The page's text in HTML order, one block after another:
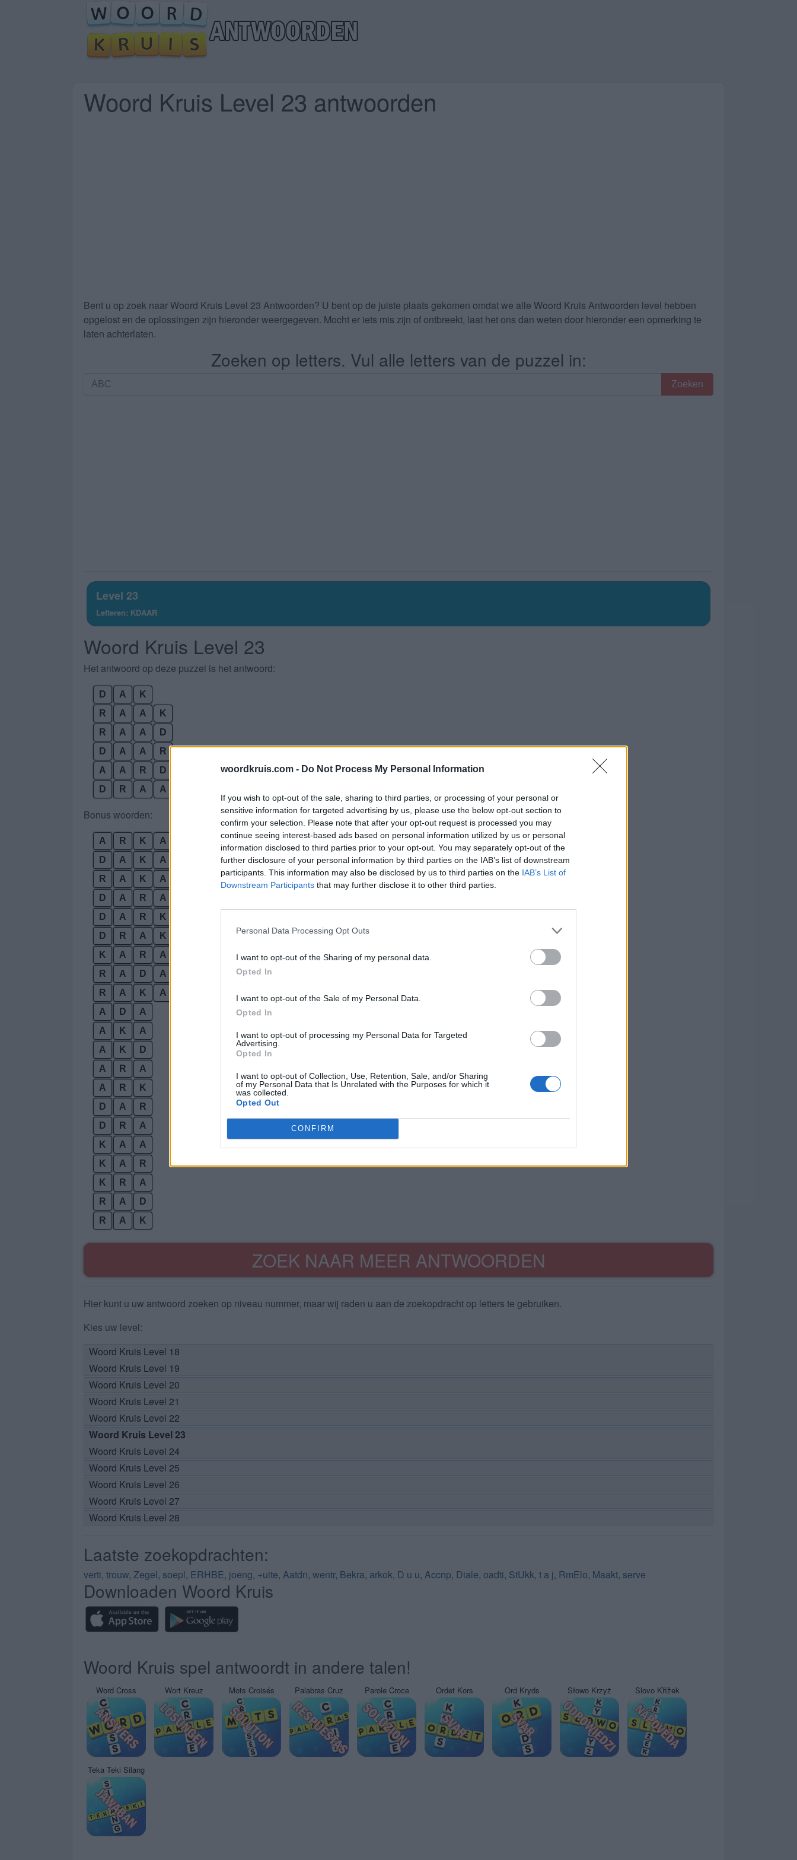
woordkruis.com - Do Not Process My Personal Information
If you wish to opt-out of the sale, sharing to third parties, or processing of your personal or
sensitive information for targeted advertising by us, please use the below opt-out section to
confirm your selection. Please note that after your opt-out request is processed you may
continue seeing interest-based ads based on personal information utilized by us or personal
information disclosed to third parties prior to your opt-out. You may separately opt-out of the
further disclosure of your personal information by third parties on the IAB’s list of downstream
participants. This information may also be disclosed by us to third parties on the IAB’s List of
Downstream Participants that may further disclose it to other third parties.
Personal Data Processing Opt Outs
I want to opt-out of the Sharing of my personal data.
Opted In
I want to opt-out of the Sale of my Personal Data.
Opted In
I want to opt-out of processing my Personal Data for Targeted
Advertising.
Opted In
I want to opt-out of Collection, Use, Retention, Sale, and/or Sharing
of my Personal Data that Is Unrelated with the Purposes for which it
was collected.
Opted Out
CONFIRM
Woord Kruis Level 23 antwoorden
Bent u op zoek naarWoord Kruis Level 23 Antwoorden? U bent op de juiste plaats gekomen omdat we alle Woord Kruis Antwoorden level hebben
opgelost en de oplossingen zijn hieronder weergegeven. Mocht er iets mis zijn of ontbreekt, laat het ons dan weten door hieronder een opmerking te
laten achterlaten.
Zoeken op letters. Vul alle letters van de puzzel in:
Zoeken
Zoeken
Level 23
Letteren: KDAAR
Woord Kruis Level 23
Het antwoord op deze puzzel is het antwoord:
D A
K
R
A A
K
R
A A
D
D
A A
R
A
A R
D
D
R A A
Bonus woorden:
A R K A
D
A K A
R
A K A
D
A R
A
D
A R
K
D
R A
K
K
A R
A
R
A D
A
R
A K
A
A
D
A
A
K
A
A
K
D
A
R
A
A
R
K
D
A
R
D
R
A
K
A
A
K
A
R
K
R
A
R
A
D
R
A K
ZOEK NAAR MEER ANTWOORDEN
Hier kunt u uw antwoord zoeken op niveau nummer, maar wij raden u aan de zoekopdracht op letters te gebruiken.
Kies uw level:
Woord Kruis Level 18
Woord Kruis Level 19
Woord Kruis Level 20
Woord Kruis Level 21
Woord Kruis Level 22
Woord Kruis Level 23
Woord Kruis Level 24
Woord Kruis Level 25
Woord Kruis Level 26
Woord Kruis Level 27
Woord Kruis Level 28
Laatste zoekopdrachten:
verti, trouw, Zegel, soepl, ERHBE, joeng, +uite, Aatdn, wentr, Bekra, arkok, D u u, Accnp, Diale, oadti, StUkk, t a j, RmElo, Maakt, serve
Downloaden Woord Kruis
Woord Kruis spel antwoordt in andere talen!
Word Cross Wort Kreuz Mots Croisés Palabras Cruz Parole Croce Ordet Kors Ord Kryds Słowo Krzyż Slovo Křížek
Teka Teki Silang